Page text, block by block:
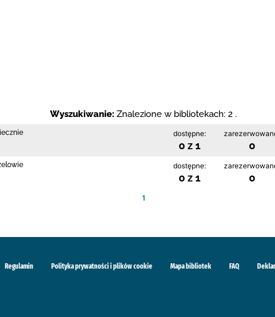
Wyszukiwanie: Znalezione w bibliotekach: 2 .
dostępne:
0 z 1 0
dostępne:
0 z 1 0
1
Regulamin Polityka prywatności i plików cookie Mapa bibliotek FAQ